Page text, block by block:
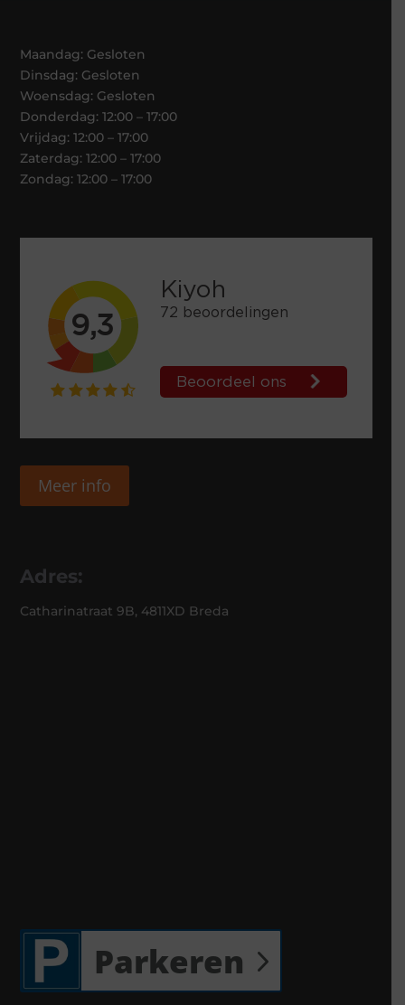
Maandag: Gesloten
Dinsdag: Gesloten
Woensdag: Gesloten
Donderdag: 12:00 – 17:00
Vrijdag: 12:00 – 17:00
Zaterdag: 12:00 – 17:00
Zondag: 12:00 – 17:00
Meer info
Adres:
Catharinatraat 9B, 4811XD Breda
Parkeren